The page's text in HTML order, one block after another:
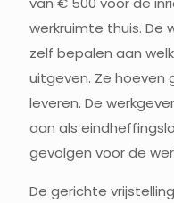
werkruimte thuis. De
zelf bepalen aan
uitgeven. Ze hoeven
leveren. De
aan als
gevolgen voor de
De gerichte